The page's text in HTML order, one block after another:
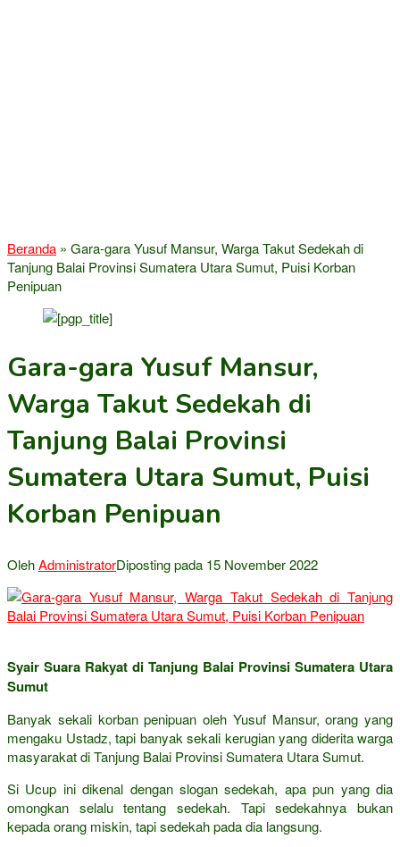
Beranda » Gara-gara Yusuf Mansur, Warga Takut Sedekah di
Tanjung Balai Provinsi Sumatera Utara Sumut, Puisi Korban
Penipuan
Gara-gara Yusuf Mansur,
Warga Takut Sedekah di
Tanjung Balai Provinsi
Sumatera Utara Sumut, Puisi
Korban Penipuan
OlehAdministratorDiposting pada 15 November 2022
Syair Suara Rakyat di Tanjung Balai Provinsi Sumatera Utara
Sumut
Banyak sekali korban penipuan oleh Yusuf Mansur, orang yang
mengaku Ustadz, tapi banyak sekali kerugian yang diderita warga
masyarakat di Tanjung Balai Provinsi Sumatera Utara Sumut.
Si Ucup ini dikenal dengan slogan sedekah, apa pun yang dia
omongkan selalu tentang sedekah. Tapi sedekahnya bukan
kepada orang miskin, tapi sedekah pada dia langsung.